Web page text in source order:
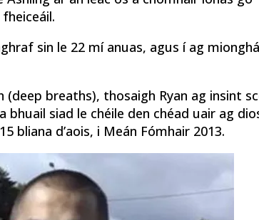
sin le 22 mí anuas, agus í ag
breaths), thosaigh Ryan ag insint
bhuail siad le chéile den chéad uair ag
bliana d’aois, i Meán Fómhair 2013.